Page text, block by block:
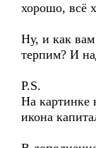
хорошо, всё
Ну, и как
терпим? И
P.S.
На картинке
икона